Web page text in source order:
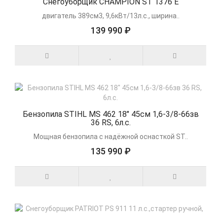
двигатель 389см3, 9,6кВт/13л.с., ширина..
139 990 ₽
Бензопила STIHL MS 462 18" 45см 1,6-3/8-66зв
36 RS, 6л.с.
Мощная бензопила с надёжной оснасткой ST..
135 990 ₽